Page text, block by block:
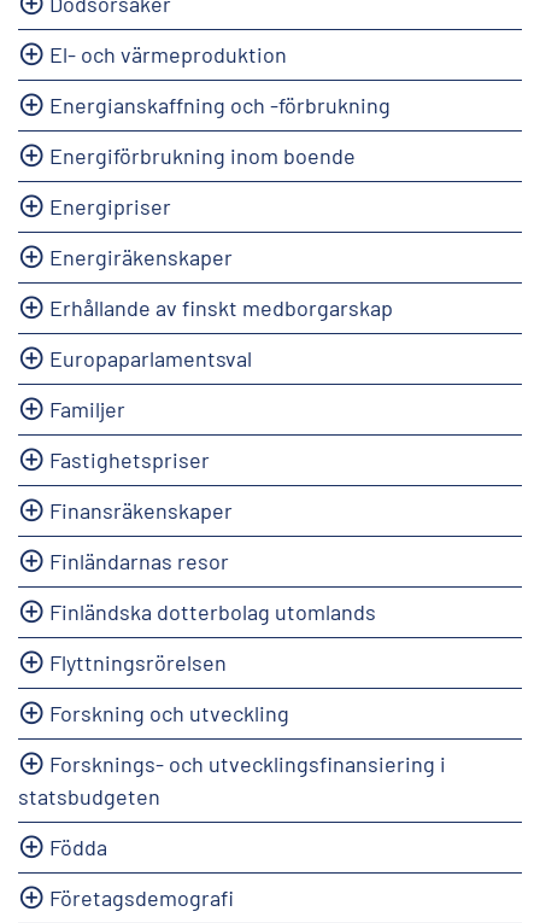
El- och värmeproduktion
Energianskaffning och -förbrukning
Energiförbrukning inom boende
Energipriser
Energiräkenskaper
Erhållande av finskt medborgarskap
Europaparlamentsval
Familjer
Fastighetspriser
Finansräkenskaper
Finländarnas resor
Finländska dotterbolag utomlands
Flyttningsrörelsen
Forskning och utveckling
Forsknings- och utvecklingsfinansiering i
statsbudgeten
Födda
Företagsdemografi